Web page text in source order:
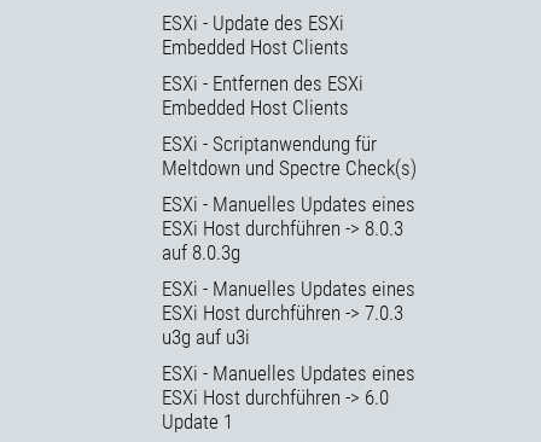
ESXi - Update des ESXi
Embedded Host Clients
ESXi - Entfernen des ESXi
Embedded Host Clients
ESXi - Scriptanwendung für
Meltdown und Spectre Check(s)
ESXi - Manuelles Updates eines
ESXi Host durchführen -> 8.0.3
auf 8.0.3g
ESXi - Manuelles Updates eines
ESXi Host durchführen -> 7.0.3
u3g auf u3i
ESXi - Manuelles Updates eines
ESXi Host durchführen -> 6.0
Update 1